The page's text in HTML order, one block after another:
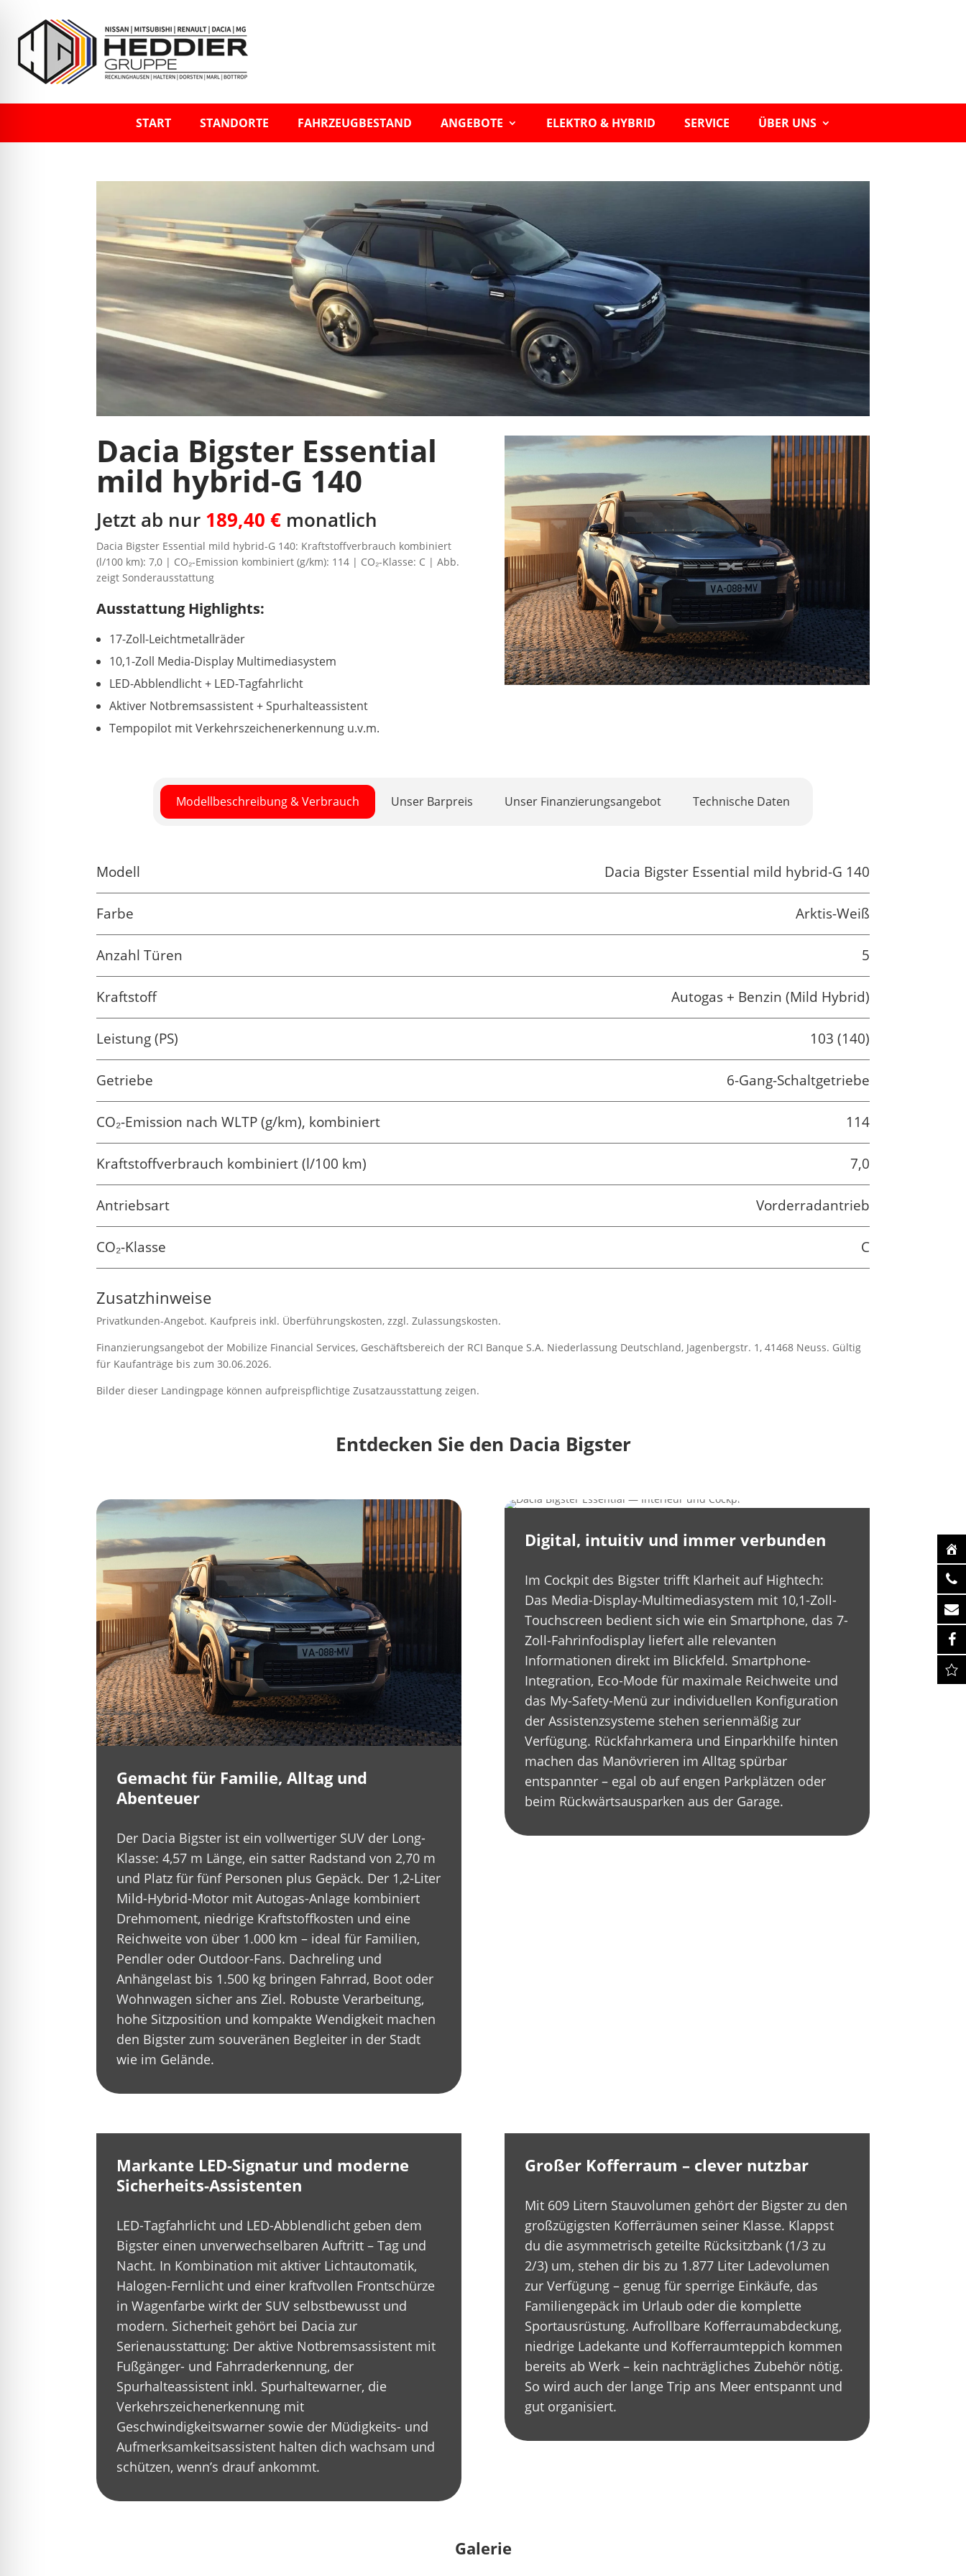
START STANDORTE FAHRZEUGBESTAND ANGEBOTE ELEKTRO & HYBRID SERVICE ÜBER UNS
Dacia Bigster Essential
mild hybrid-G 140
Jetzt ab nur 189,40 € monatlich
Dacia Bigster Essential mild hybrid-G 140: Kraftstoffverbrauch kombiniert
(l/100 km): 7,0 | CO₂-Emission kombiniert (g/km): 114 | CO₂-Klasse: C | Abb.
zeigt Sonderausstattung
Ausstattung Highlights:
17-Zoll-Leichtmetallräder
10,1-Zoll Media-Display Multimediasystem
LED-Abblendlicht + LED-Tagfahrlicht
Aktiver Notbremsassistent + Spurhalteassistent
Tempopilot mit Verkehrszeichenerkennung u.v.m.
Modellbeschreibung & Verbrauch Unser Barpreis Unser Finanzierungsangebot Technische Daten
Modell Dacia Bigster Essential mild hybrid-G 140
Farbe Arktis-Weiß
Anzahl Türen 5
Kraftstoff Autogas + Benzin (Mild Hybrid)
Leistung (PS) 103 (140)
Getriebe 6-Gang-Schaltgetriebe
CO₂-Emission nach WLTP (g/km), kombiniert 114
Kraftstoffverbrauch kombiniert (l/100 km) 7,0
Antriebsart Vorderradantrieb
CO₂-Klasse C
Zusatzhinweise
Privatkunden-Angebot. Kaufpreis inkl. Überführungskosten, zzgl. Zulassungskosten.
Finanzierungsangebot der Mobilize Financial Services, Geschäftsbereich der RCI Banque S.A. Niederlassung Deutschland, Jagenbergstr. 1, 41468 Neuss. Gültig
für Kaufanträge bis zum 30.06.2026.
Bilder dieser Landingpage können aufpreispflichtige Zusatzausstattung zeigen.
Entdecken Sie den Dacia Bigster
Gemacht für Familie, Alltag und
Abenteuer
Der Dacia Bigster ist ein vollwertiger SUV der Long-
Klasse: 4,57 m Länge, ein satter Radstand von 2,70 m
und Platz für fünf Personen plus Gepäck. Der 1,2-Liter
Mild-Hybrid-Motor mit Autogas-Anlage kombiniert
Drehmoment, niedrige Kraftstoffkosten und eine
Reichweite von über 1.000 km – ideal für Familien,
Pendler oder Outdoor-Fans. Dachreling und
Anhängelast bis 1.500 kg bringen Fahrrad, Boot oder
Wohnwagen sicher ans Ziel. Robuste Verarbeitung,
hohe Sitzposition und kompakte Wendigkeit machen
den Bigster zum souveränen Begleiter in der Stadt
wie im Gelände.
Digital, intuitiv und immer verbunden
Im Cockpit des Bigster trifft Klarheit auf Hightech:
Das Media-Display-Multimediasystem mit 10,1-Zoll-
Touchscreen bedient sich wie ein Smartphone, das 7-
Zoll-Fahrinfodisplay liefert alle relevanten
Informationen direkt im Blickfeld. Smartphone-
Integration, Eco-Mode für maximale Reichweite und
das My-Safety-Menü zur individuellen Konfiguration
der Assistenzsysteme stehen serienmäßig zur
Verfügung. Rückfahrkamera und Einparkhilfe hinten
machen das Manövrieren im Alltag spürbar
entspannter – egal ob auf engen Parkplätzen oder
beim Rückwärtsausparken aus der Garage.
Markante LED-Signatur und moderne
Sicherheits-Assistenten
LED-Tagfahrlicht und LED-Abblendlicht geben dem
Bigster einen unverwechselbaren Auftritt – Tag und
Nacht. In Kombination mit aktiver Lichtautomatik,
Halogen-Fernlicht und einer kraftvollen Frontschürze
in Wagenfarbe wirkt der SUV selbstbewusst und
modern. Sicherheit gehört bei Dacia zur
Serienausstattung: Der aktive Notbremsassistent mit
Fußgänger- und Fahrraderkennung, der
Spurhalteassistent inkl. Spurhaltewarner, die
Verkehrszeichenerkennung mit
Geschwindigkeitswarner sowie der Müdigkeits- und
Aufmerksamkeitsassistent halten dich wachsam und
schützen, wenn’s drauf ankommt.
Großer Kofferraum – clever nutzbar
Mit 609 Litern Stauvolumen gehört der Bigster zu den
großzügigsten Kofferräumen seiner Klasse. Klappst
du die asymmetrisch geteilte Rücksitzbank (1/3 zu
2/3) um, stehen dir bis zu 1.877 Liter Ladevolumen
zur Verfügung – genug für sperrige Einkäufe, das
Familiengepäck im Urlaub oder die komplette
Sportausrüstung. Aufrollbare Kofferraumabdeckung,
niedrige Ladekante und Kofferraumteppich kommen
bereits ab Werk – kein nachträgliches Zubehör nötig.
So wird auch der lange Trip ans Meer entspannt und
gut organisiert.
Galerie